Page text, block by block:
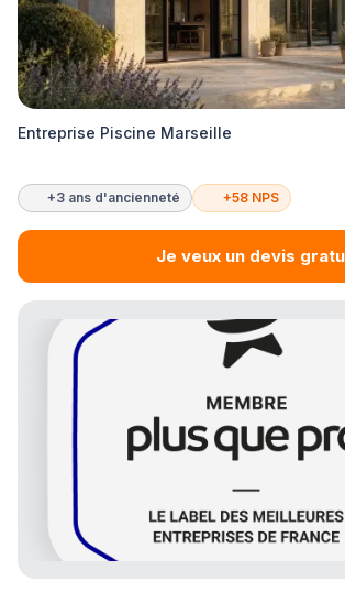
Entreprise Piscine Marseille
+3 ans d'ancienneté +58 NPS
Je veux un devis